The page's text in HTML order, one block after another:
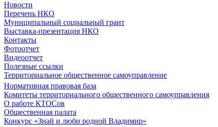
Новости
Перечень НКО
Муниципальный социальный грант
Выставка-презентация НКО
Контакты
Фотоотчет
Видеоотчет
Полезные ссылки
Территориальное общественное самоуправление
Нормативная правовая база
Комитеты территориального общественного самоуправления
О работе КТОСов
Общественная палата
Конкурс «Знай и люби родной Владимир»